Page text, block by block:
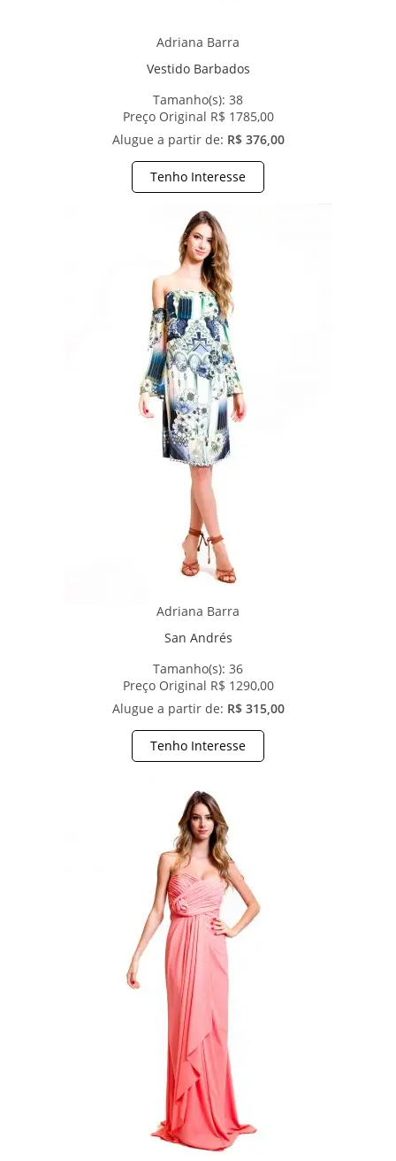
Adriana Barra
Vestido Barbados
Tamanho(s): 38
Preço Original R$ 1785,00
Alugue a partir de: R$ 376,00
Tenho Interesse
Adriana Barra
San Andrés
Tamanho(s): 36
Preço Original R$ 1290,00
Alugue a partir de: R$ 315,00
Tenho Interesse